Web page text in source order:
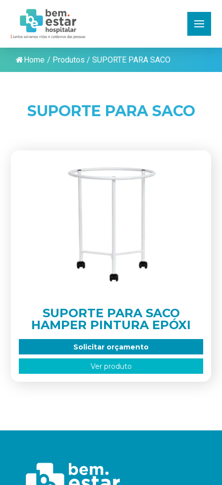
Home / Produtos / SUPORTE PARA SACO
SUPORTE PARA SACO
SUPORTE PARA SACO
HAMPER PINTURA EPÓXI
Solicitar orçamento
Ver produto